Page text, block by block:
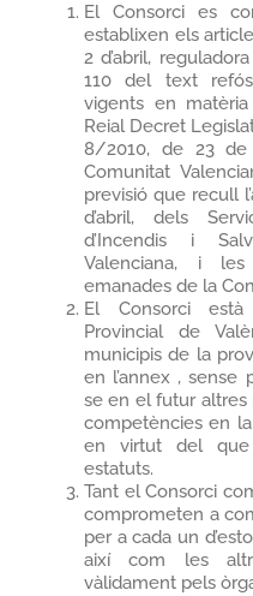
El Consorci es
establixen els
2 d’abril,
110 del text
vigents en
Reial Decret
8/2010, de 23
Comunitat
previsió que recull
d’abril, dels
d’Incendis i
Valenciana, i les
emanades de la
El Consorci
Provincial de
municipis de la
en l’annex , sense
se en el futur altres
competències en
en virtut del que
estatuts.
Tant el Consorci
comprometen a
per a cada un
així com les
vàlidament pels